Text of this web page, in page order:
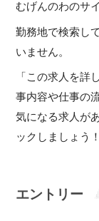
むげんのわのサ
勤務地で検索し
いません。
「この求人を詳
事内容や仕事の
気になる求人が
ックしましょう！
エントリー